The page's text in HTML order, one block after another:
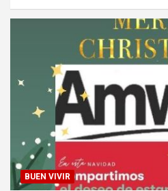
BUEN VIVIR